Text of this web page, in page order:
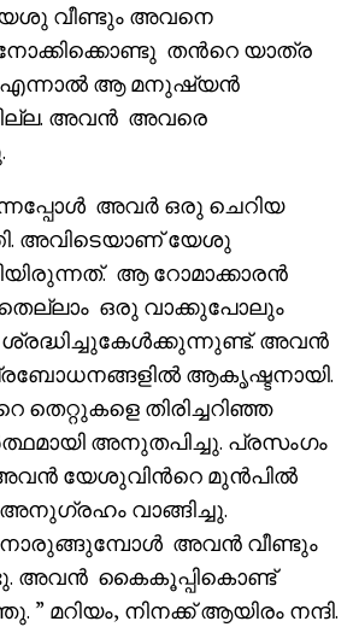
വീണ്ടും അവനെ
തൻറെ യാത്ര
ആ മനുഷ്യൻ
അവൻ അവരെ
അവർ ഒരു ചെറിയ
അവിടെയാണ് യേശു
ആ റോമാക്കാരൻ
ഒരു വാക്കുപോലും
അവൻ
ആകൃഷ്ടനായി.
തിരിച്ചറിഞ്ഞ
അനുതപിച്ചു. പ്രസംഗം
യേശുവിൻറെ മുൻപിൽ
വാങ്ങിച്ചു.
അവൻ വീണ്ടും
അവൻ കൈകൂപ്പികൊണ്ട്
മറിയം, നിനക്ക് ആയിരം നന്ദി.